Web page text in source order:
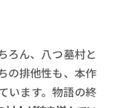
ろん、八つ墓村と
の排他性も、本作
います。物語の終